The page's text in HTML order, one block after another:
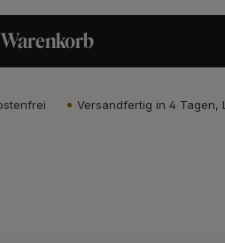
Versandfertig in 4 Tagen,